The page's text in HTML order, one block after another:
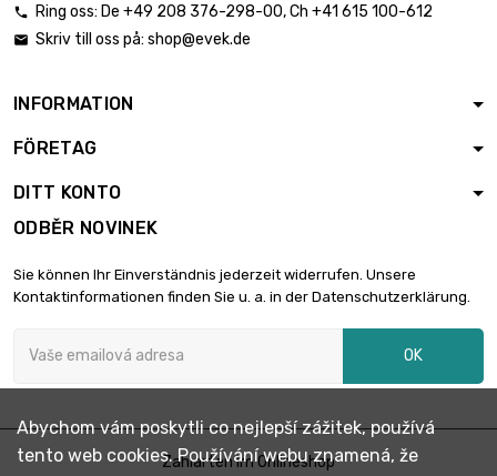
 Ring oss: De +49 208 376-298-00, Ch +41 615 100-612
 Skriv till oss på: shop@evek.de
INFORMATION
FÖRETAG
DITT KONTO
ODBĚR NOVINEK
Sie können Ihr Einverständnis jederzeit widerrufen. Unsere
Kontaktinformationen finden Sie u. a. in der Datenschutzerklärung.
OK
Zahlarten im Onlineshop
Abychom vám poskytli co nejlepší zážitek, používá
tento web cookies. Používání webu znamená, že